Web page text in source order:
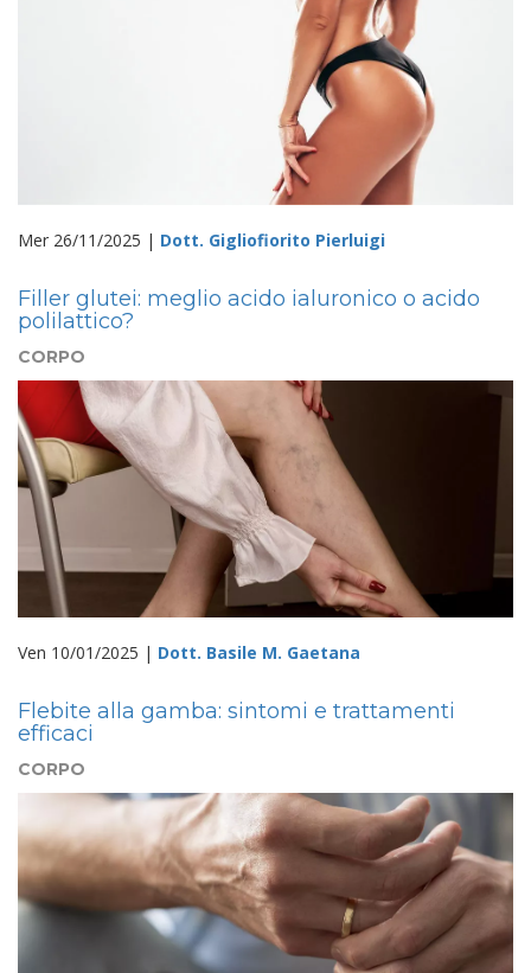
Mer 26/11/2025 | Dott. Gigliofiorito Pierluigi
Filler glutei: meglio acido ialuronico o acido
polilattico?
CORPO
Ven 10/01/2025 | Dott. Basile M. Gaetana
Flebite alla gamba: sintomi e trattamenti
efficaci
CORPO